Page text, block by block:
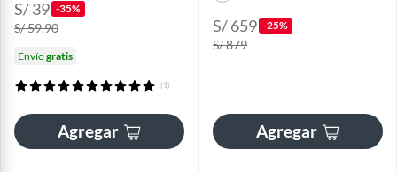
S/ 39 -35%
S/ 59.90
Envíogratis
(1)
Agregar
S/ 659 -25%
S/ 879
Agregar